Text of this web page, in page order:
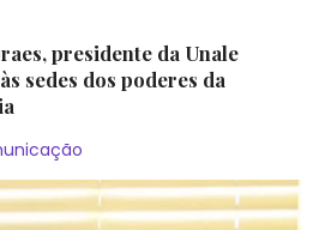
presidente da Unale
sedes dos poderes da